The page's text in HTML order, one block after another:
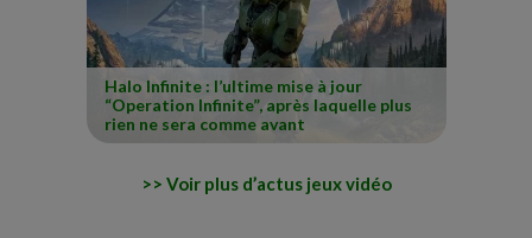
Halo Infinite : l’ultime mise à jour
“Operation Infinite”, après laquelle plus
rien ne sera comme avant
Voir plus d’actus jeux vidéo